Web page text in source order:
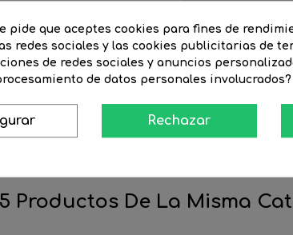
Largo artículo (mm)
Duración (horas
Eficiencia
5 Productos De La Misma
pide que aceptes cookies para fines de
redes sociales y las cookies publicitarias de
de redes sociales y anuncios
de datos personales involucrados?
Rechazar